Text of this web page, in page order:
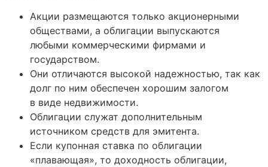
Акции размещаются только акционерными
обществами, а облигации выпускаются
любыми коммерческими фирмами и
государством.
Они отличаются высокой надежностью, так как
долг по ним обеспечен хорошим залогом
в виде недвижимости.
Облигации служат дополнительным
источником средств для эмитента.
Если купонная ставка по облигации
«плавающая», то доходность облигации,